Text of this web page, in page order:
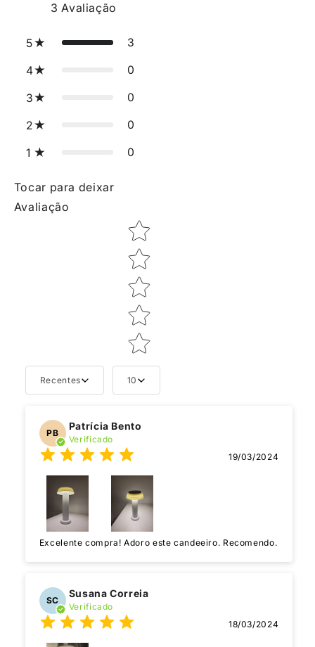
3 Avaliação
5 3
4 0
3 0
2 0
1 0
Tocar para deixar
Avaliação
Star rating
Recentes 10
PB
Patrícia Bento
Verificado
19/03/2024
Excelente compra! Adoro este candeeiro. Recomendo.
SC
Susana Correia
Verificado
18/03/2024